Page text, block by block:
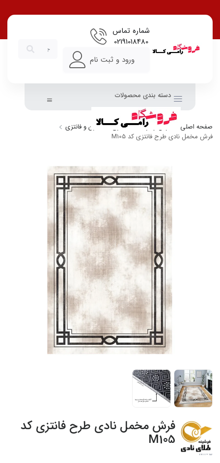
شماره تماس
02191018480
ورود و ثبت نام
دسته بندی محصولات
صفحه اصلی فرش و فرشینه طرح
مدرن و فانتزی
فرش مخمل نادی طرح فانتزی کد M105
فرش مخمل نادی طرح فانتزی کد
M105
M105